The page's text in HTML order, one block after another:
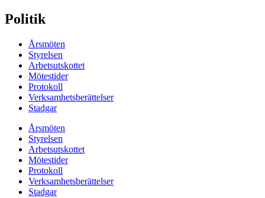
Politik
Årsmöten
Styrelsen
Arbetsutskottet
Mötestider
Protokoll
Verksamhetsberättelser
Stadgar
Årsmöten
Styrelsen
Arbetsutskottet
Mötestider
Protokoll
Verksamhetsberättelser
Stadgar